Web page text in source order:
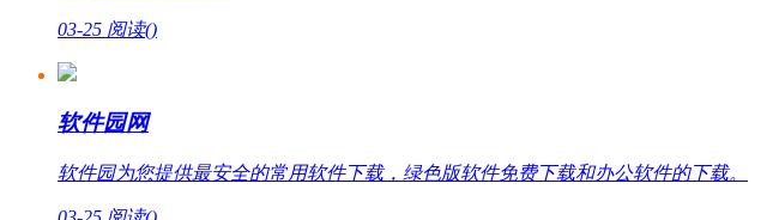
03-25 阅读()
软件园网
软件园为您提供最安全的常用软件下载，绿色版软件免费下载和办公软件的下载。